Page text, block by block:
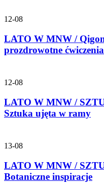
12-08
LATO W MNW /
prozdrowotne
12-08
LATO W MNW /
Sztuka ujęta w ramy
13-08
LATO W MNW /
Botaniczne inspiracje